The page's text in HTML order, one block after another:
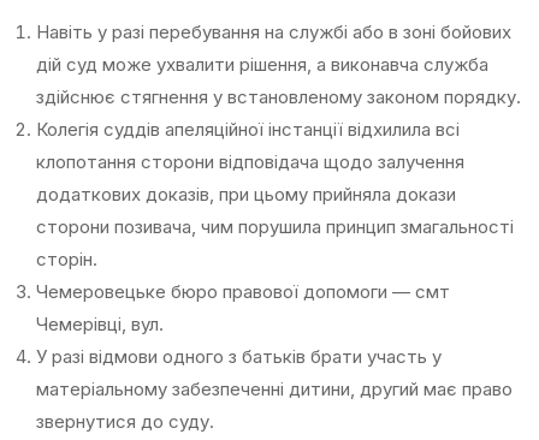
Навіть у разі перебування на службі або в зоні бойових
дій суд може ухвалити рішення, а виконавча служба
здійснює стягнення у встановленому законом порядку.
Колегія суддів апеляційної інстанції відхилила всі
клопотання сторони відповідача щодо залучення
додаткових доказів, при цьому прийняла докази
сторони позивача, чим порушила принцип змагальності
сторін.
Чемеровецьке бюро правової допомоги — смт
Чемерівці, вул.
У разі відмови одного з батьків брати участь у
матеріальному забезпеченні дитини, другий має право
звернутися до суду.